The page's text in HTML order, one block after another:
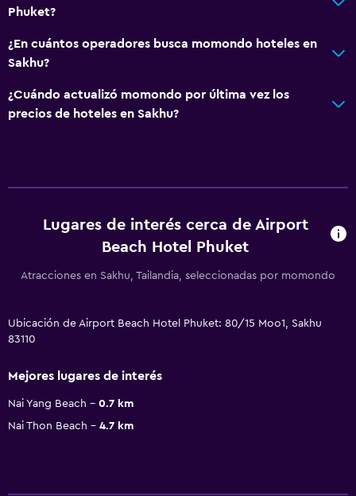
Phuket?
¿En cuántos operadores busca momondo hoteles en
Sakhu?
¿Cuándo actualizó momondo por última vez los
precios de hoteles en Sakhu?
Lugares de interés cerca de Airport
Beach Hotel Phuket
Atracciones en Sakhu, Tailandia, seleccionadas por momondo
Ubicación de Airport Beach Hotel Phuket: 80/15 Moo1, Sakhu
83110
Mejores lugares de interés
Nai Yang Beach
0.7 km
Nai Thon Beach
4.7 km